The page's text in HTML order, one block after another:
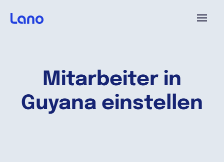
Mitarbeiter in
Guyana einstellen
Warum Lano?